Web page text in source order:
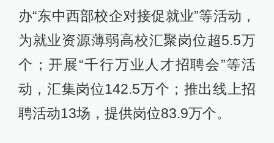
办“东中西部校企对接促就业”等活动，
为就业资源薄弱高校汇聚岗位超5.5万
个；开展“千行万业人才招聘会”等活
动，汇集岗位142.5万个；推出线上招
聘活动13场，提供岗位83.9万个。